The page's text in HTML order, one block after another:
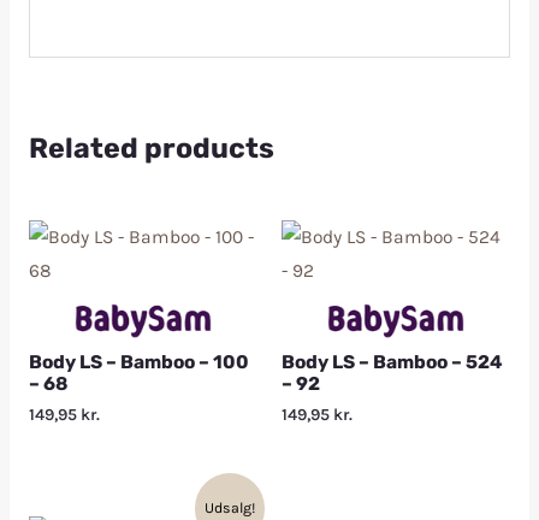
Related products
Body LS – Bamboo – 100
– 68
149,95 kr.
Body LS – Bamboo – 524
– 92
149,95 kr.
Udsalg!